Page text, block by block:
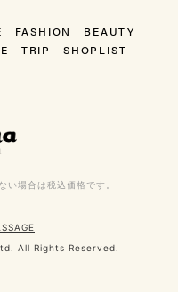
FASHION
BEAUTY
TRIP SHOPLIST
い場合は税込価格です。
All Rights Reserved.